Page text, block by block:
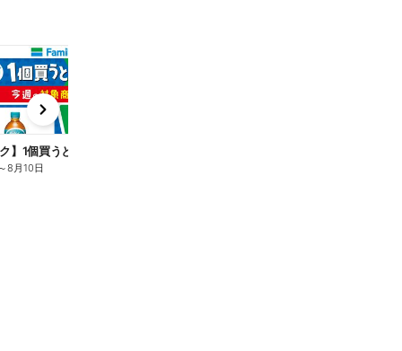
ク】1個買うと1個もらえる/麦茶
～8月10日
e
x
t